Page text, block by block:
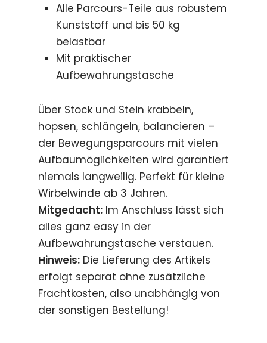
Alle Parcours-Teile aus robustem
Kunststoff und bis 50 kg
belastbar
Mit praktischer
Aufbewahrungstasche
Über Stock und Stein krabbeln,
hopsen, schlängeln, balancieren –
der Bewegungsparcours mit vielen
Aufbaumöglichkeiten wird garantiert
niemals langweilig. Perfekt für kleine
Wirbelwinde ab 3 Jahren.
Mitgedacht: Im Anschluss lässt sich
alles ganz easy in der
Aufbewahrungstasche verstauen.
Hinweis: Die Lieferung des Artikels
erfolgt separat ohne zusätzliche
Frachtkosten, also unabhängig von
der sonstigen Bestellung!